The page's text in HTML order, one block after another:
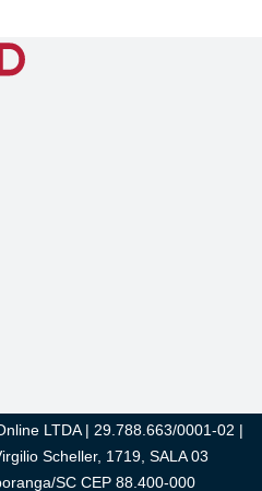
LTDA | 29.788.663/0001-02 |
Scheller, 1719, SALA 03
SC CEP 88.400-000